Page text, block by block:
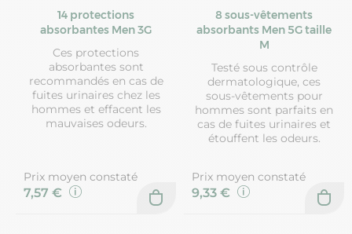
14 protections
absorbantes Men 3G
Ces protections
absorbantes sont
recommandés en cas de
fuites urinaires chez les
hommes et effacent les
mauvaises odeurs.
Prix moyen constaté
7,57 €
8 sous-vêtements
absorbants Men 5G taille
M
Testé sous contrôle
dermatologique, ces
sous-vêtements pour
hommes sont parfaits en
cas de fuites urinaires et
étouffent les odeurs.
Prix moyen constaté
9,33 €